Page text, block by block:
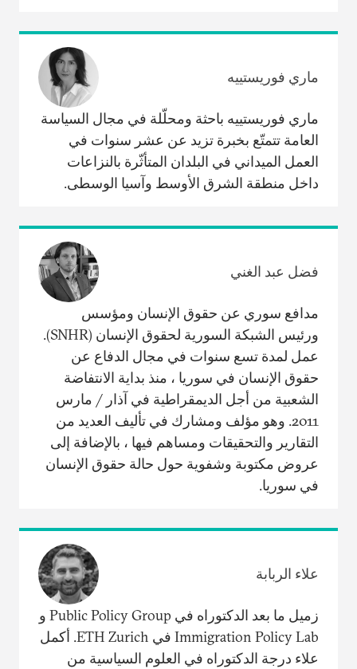
ماري فوريستييه
ماري فوريستييه باحثة ومحلّلة في مجال السياسة
العامة تتمتّع بخبرة تزيد عن عشر سنوات في
العمل الميداني في البلدان المتأثّرة بالنزاعات
داخل منطقة الشرق الأوسط وآسيا الوسطى.
فضل عبد الغني
مدافع سوري عن حقوق الإنسان ومؤسس
ورئيس الشبكة السورية لحقوق الإنسان (SNHR).
عمل لمدة تسع سنوات في مجال الدفاع عن
حقوق الإنسان في سوريا ، منذ بداية الانتفاضة
الشعبية من أجل الديمقراطية في آذار / مارس
2011. وهو مؤلف ومشارك في تأليف العديد من
التقارير والتحقيقات ومساهم فيها ، بالإضافة إلى
عروض مكتوبة وشفوية حول حالة حقوق الإنسان
في سوريا.
علاء الربابة
زميل ما بعد الدكتوراه في Public Policy Group و
Immigration Policy Lab في ETH Zurich. أكمل
علاء درجة الدكتوراه في العلوم السياسية من